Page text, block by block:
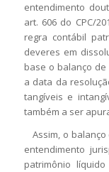
entendimento
art. 606 do CPC/
regra contábil
deveres em
base o balanço
a data da
tangíveis e
também a ser
Assim, o
entendimento
patrimônio